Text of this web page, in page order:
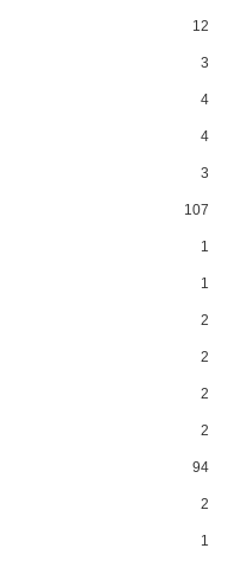
12
3
4
4
3
107
1
1
2
2
2
2
94
2
1